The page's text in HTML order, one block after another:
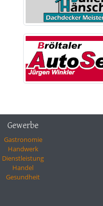
Gewerbe
Gastronomie
Handwerk
Dienstleistung
Handel
Gesundheit